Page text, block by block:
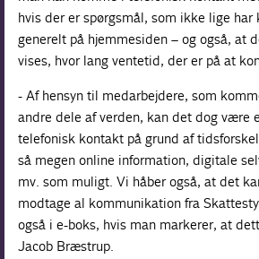
hvis der er spørgsmål, som ikke lige har
generelt på hjemmesiden – og også, at
vises, hvor lang ventetid, der er på at
- Af hensyn til medarbejdere, som
andre dele af verden, kan det dog være
telefonisk kontakt på grund af
så megen online information, digitale
mv. som muligt. Vi håber også, at det
modtage al kommunikation fra
også i e-boks, hvis man markerer, at
Jacob Bræstrup.